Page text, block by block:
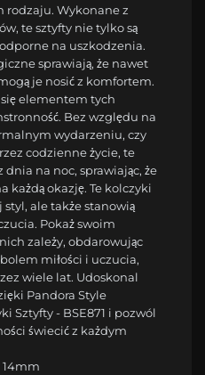
rodzaju. Wykonane z
te sztyfty nie tylko są
na uszkodzenia.
sprawiają, że nawet
je nosić z komfortem.
elementem tych
Bez względu na
wydarzeniu, czy
codzienne życie, te
dnia na noc, sprawiając, że
każdą okazję. Te kolczyki
ale także stanowią
Pokaż swoim
zależy, obdarowując
miłości i uczucia,
wiele lat. Udoskonal
Pandora Style
Sztyfty - BSE871 i pozwól
świecić z każdym
14mm